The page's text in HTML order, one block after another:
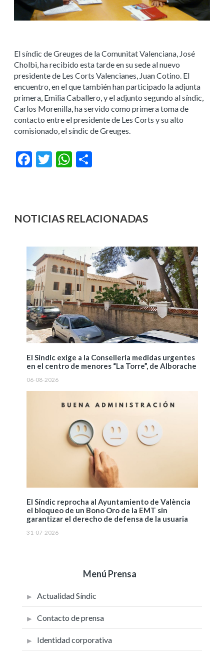
El síndic de Greuges de la Comunitat Valenciana, José
Cholbi, ha recibido esta tarde en su sede al nuevo
presidente de Les Corts Valencianes, Juan Cotino. El
encuentro, en el que también han participado la adjunta
primera, Emilia Caballero, y el adjunto segundo al síndic,
Carlos Morenilla, ha servido como primera toma de
contacto entre el presidente de Les Corts y su alto
comisionado, el síndic de Greuges.
Facebook
Twitter WhatsApp
NOTICIAS RELACIONADAS
El Síndic exige a la Conselleria medidas urgentes
en el centro de menores “La Torre”, de Alborache
06-08-2026
El Síndic reprocha al Ayuntamiento de València
el bloqueo de un Bono Oro de la EMT sin
garantizar el derecho de defensa de la usuaria
31-07-2026
Menú Prensa
Actualidad Síndic
Contacto de prensa
Identidad corporativa